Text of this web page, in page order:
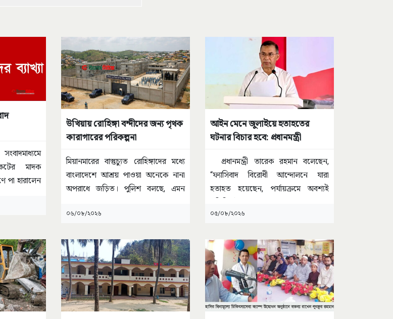
মাদক
পা হারালেন
উখিয়ায় রোহিঙ্গা বন্দীদের জন্য পৃথক
কারাগারের পরিকল্পনা
মিয়ানমারের বাস্তুচ্যুত রোহিঙ্গাদের মধ্যে
বাংলাদেশে আশ্রয় পাওয়া অনেকে নানা
অপরাধে জড়িত। পুলিশ বলছে, এমন
০৬/০৮/২০২৬
আইন মেনে জুলাইয়ে হতাহতের
ঘটনার বিচার হবে: প্রধানমন্ত্রী
প্রধানমন্ত্রী তারেক রহমান বলেছেন,
“ফ্যাসিবাদ বিরোধী আন্দোলনে যারা
হতাহত হয়েছেন, পর্যায়ক্রমে অবশ্যই
০৫/০৮/২০২৬